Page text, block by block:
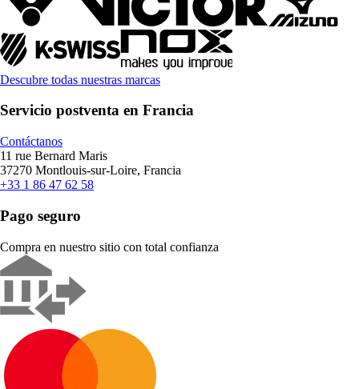
Descubre todas nuestras marcas
Servicio postventa en Francia
Contáctanos
11 rue Bernard Maris
37270 Montlouis-sur-Loire, Francia
+33 1 86 47 62 58
Pago seguro
Compra en nuestro sitio con total confianza